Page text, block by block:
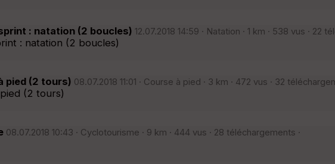
: natation (2 boucles) 12.07.2018 14:59 · Natation · 1 km · 538 vus · 22
: natation (2 boucles)
pied (2 tours) 08.07.2018 11:01 · Course à pied · 3 km · 472 vus · 32
(2 tours)
08.07.2018 10:43 · Cyclotourisme · 9 km · 444 vus · 28 téléchargements ·